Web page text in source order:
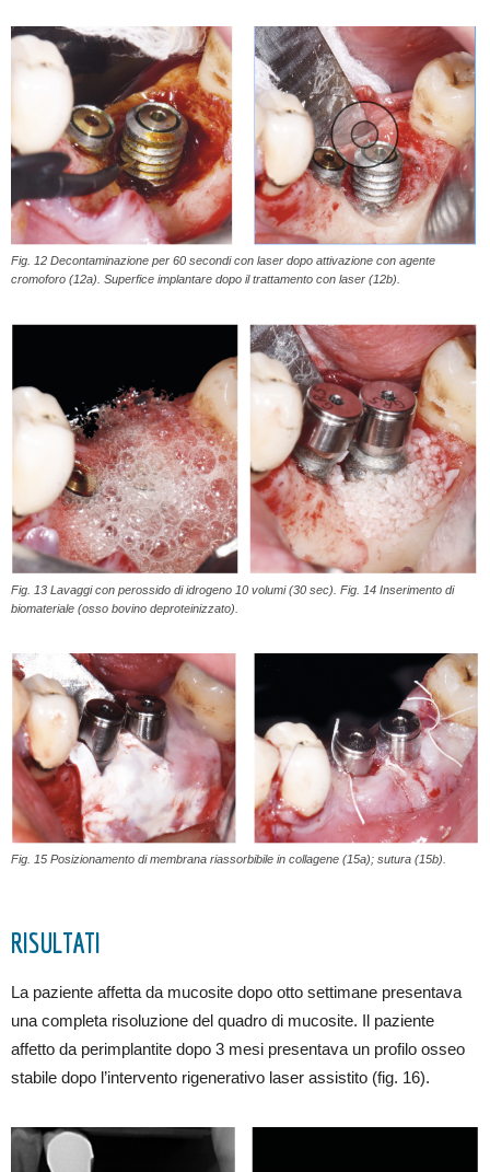
Fig. 12 Decontaminazione per 60 secondi con laser dopo attivazione con agente
cromoforo (12a). Superfice implantare dopo il trattamento con laser (12b).
Fig. 13 Lavaggi con perossido di idrogeno 10 volumi (30 sec). Fig. 14 Inserimento di
biomateriale (osso bovino deproteinizzato).
Fig. 15 Posizionamento di membrana riassorbibile in collagene (15a); sutura (15b).
RISULTATI
La paziente affetta da mucosite dopo otto settimane presentava
una completa risoluzione del quadro di mucosite. Il paziente
affetto da perimplantite dopo 3 mesi presentava un profilo osseo
stabile dopo l’intervento rigenerativo laser assistito (fig. 16).